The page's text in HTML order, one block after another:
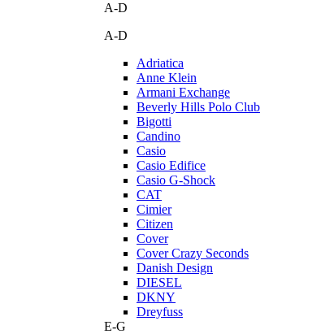
A-D
A-D
Adriatica
Anne Klein
Armani Exchange
Beverly Hills Polo Club
Bigotti
Candino
Casio
Casio Edifice
Casio G-Shock
CAT
Cimier
Citizen
Cover
Cover Crazy Seconds
Danish Design
DIESEL
DKNY
Dreyfuss
E-G